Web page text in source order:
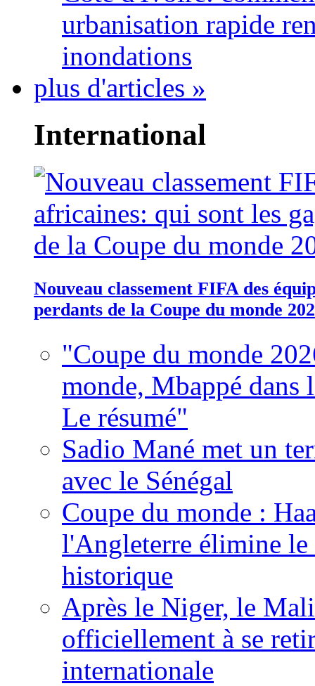
urbanisation rapide
inondations
plus d'articles »
International
Nouveau classement FIFA des
perdants de la Coupe du monde
"Coupe du monde
monde, Mbappé dans
Le résumé"
Sadio Mané met un
avec le Sénégal
Coupe du monde :
l'Angleterre élimine
historique
Après le Niger, le
officiellement à se
internationale